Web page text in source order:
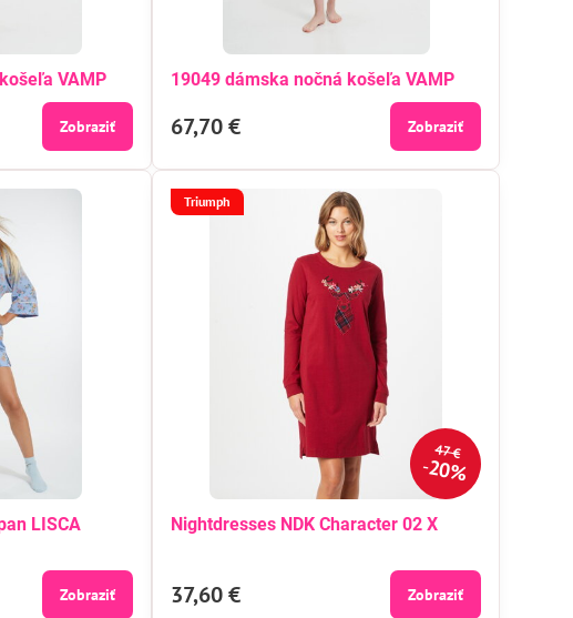
VAMP
Zobraziť
19049 dámska nočná košeľa VAMP
67,70 € Zobraziť
LISCA
Zobraziť
47 €
20%
Triumph
Nightdresses NDK Character 02 X
37,60 € Zobraziť